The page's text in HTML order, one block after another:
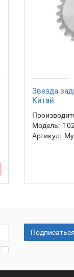
Звезда
Китай
Модель:
Артикул:
Подписаться